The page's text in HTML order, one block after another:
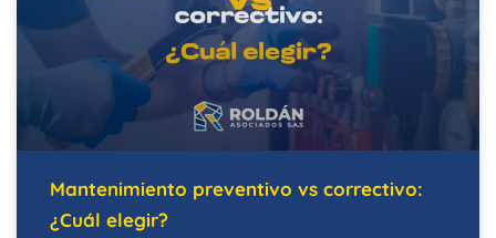
Mantenimiento preventivo vs correctivo:
¿Cuál elegir?